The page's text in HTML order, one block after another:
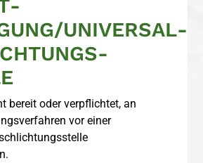
UNIVERSAL­
bereit oder verpflichtet, an
vor einer